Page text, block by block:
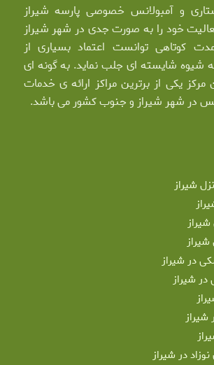
و آمبولانس خصوصی پارسه شیراز
سال 95 فعالیت خود را به صورت جدی در شهر شیراز
کوتاهی توانست اعتماد بسیاری از
شیوه شایسته ای جلب نماید. به گونه ای
یکی از برترین مراکز ارائه ی خدمات
در شهر شیراز و جنوب کشور می باشد.
شیراز
شیراز
در شیراز
شیراز
شیراز
در شیراز